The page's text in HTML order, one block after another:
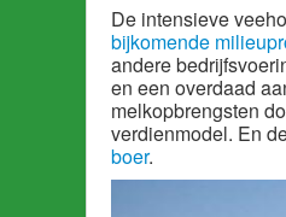
De intensieve
bijkomende
andere
en een overdaad
melkopbrengsten
verdienmodel. En
boer.